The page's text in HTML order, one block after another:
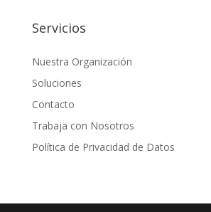
Servicios
Nuestra Organización
Soluciones
Contacto
Trabaja con Nosotros
Política de Privacidad de Datos